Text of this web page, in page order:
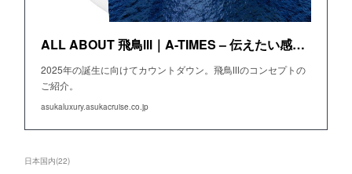
ALL ABOUT 飛鳥Ⅲ｜A-TIMES – 伝えたい感動がある 飛鳥クルーズ（世界一周クルーズ他）
2025年の誕生に向けてカウントダウン。飛鳥Ⅲのコンセプトの
ご紹介。
asukaluxury.asukacruise.co.jp
日本国内(22)